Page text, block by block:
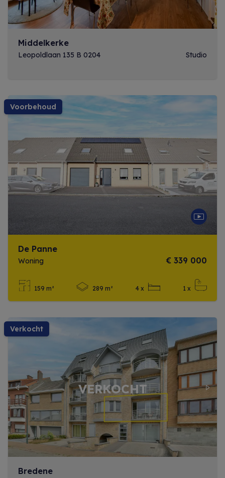
Middelkerke
Leopoldlaan 135 B 0204 Studio
voorbehoud
Previous Next
De Panne
Woning € 339 000
159 m² 289 m² 4 x 1 x
verkocht
Previous Next
Bredene